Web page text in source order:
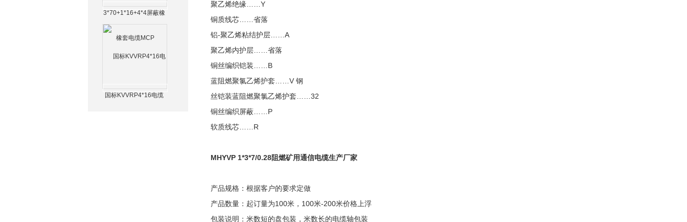
3*70+1*16+4*4屏蔽橡
国标KVVRP4*16电缆
聚乙烯绝缘……Y
铜质线芯……省落
铝-聚乙烯粘结护层……A
聚乙烯内护层……省落
铜丝编织铠装……B
蓝阻燃聚氯乙烯护套……V 钢
丝铠装蓝阻燃聚氯乙烯护套……32
铜丝编织屏蔽……P
软质线芯……R
MHYVP 1*3*7/0.28阻燃矿用通信电缆生产厂家
产品规格：根据客户的要求定做
产品数量：起订量为100米，100米-200米价格上浮
包装说明：米数短的盘包装，米数长的电缆轴包装